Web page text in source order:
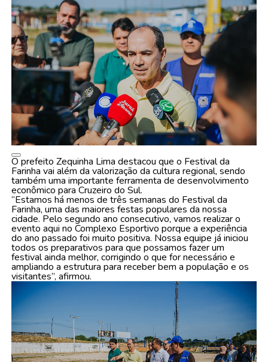
O prefeito Zequinha Lima destacou que o Festival da
Farinha vai além da valorização da cultura regional, sendo
também uma importante ferramenta de desenvolvimento
econômico para Cruzeiro do Sul.
“Estamos há menos de três semanas do Festival da
Farinha, uma das maiores festas populares da nossa
cidade. Pelo segundo ano consecutivo, vamos realizar o
evento aqui no Complexo Esportivo porque a experiência
do ano passado foi muito positiva. Nossa equipe já iniciou
todos os preparativos para que possamos fazer um
festival ainda melhor, corrigindo o que for necessário e
ampliando a estrutura para receber bem a população e os
visitantes”, afirmou.